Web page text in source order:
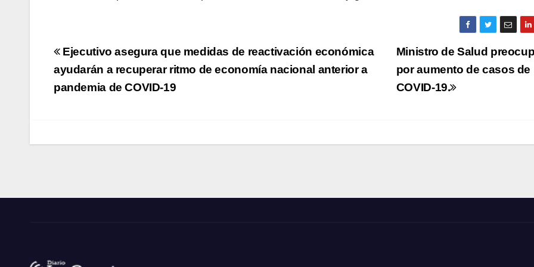
Navegación
de
entradas
Ministro de Salud
por aumento de casos de
COVID-19.
Ejecutivo asegura que medidas de reactivación económica
ayudarán a recuperar ritmo de economía nacional anterior a
pandemia de COVID-19